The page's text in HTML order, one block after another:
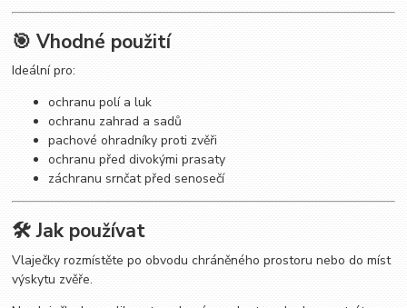
🎯 Vhodné použití
Ideální pro:
ochranu polí a luk
ochranu zahrad a sadů
pachové ohradníky proti zvěři
ochranu před divokými prasaty
záchranu srnčat před senosečí
🛠 Jak používat
Vlaječky rozmístěte po obvodu chráněného prostoru nebo do míst
výskytu zvěře.